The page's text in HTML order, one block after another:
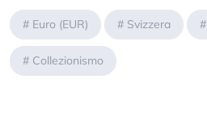
# Euro (EUR) # Svizzera #
# Collezionismo